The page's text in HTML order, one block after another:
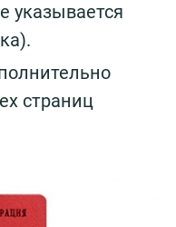
указывается
страниц